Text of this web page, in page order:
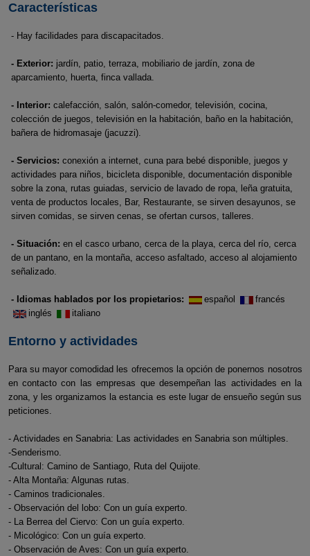
Características
- Hay facilidades para discapacitados.
- Exterior: jardín, patio, terraza, mobiliario de jardín, zona de
aparcamiento, huerta, finca vallada.
- Interior: calefacción, salón, salón-comedor, televisión, cocina,
colección de juegos, televisión en la habitación, baño en la habitación,
bañera de hidromasaje (jacuzzi).
- Servicios: conexión a internet, cuna para bebé disponible, juegos y
actividades para niños, bicicleta disponible, documentación disponible
sobre la zona, rutas guiadas, servicio de lavado de ropa, leña gratuita,
venta de productos locales, Bar, Restaurante, se sirven desayunos, se
sirven comidas, se sirven cenas, se ofertan cursos, talleres.
- Situación: en el casco urbano, cerca de la playa, cerca del río, cerca
de un pantano, en la montaña, acceso asfaltado, acceso al alojamiento
señalizado.
- Idiomas hablados por los propietarios: español
francés
inglés
italiano
Entorno y actividades
Para su mayor comodidad les ofrecemos la opción de ponernos nosotros
en contacto con las empresas que desempeñan las actividades en la
zona, y les organizamos la estancia es este lugar de ensueño según sus
peticiones.
- Actividades en Sanabria: Las actividades en Sanabria son múltiples.
-Senderismo.
-Cultural: Camino de Santiago, Ruta del Quijote.
- Alta Montaña: Algunas rutas.
- Caminos tradicionales.
- Observación del lobo: Con un guía experto.
- La Berrea del Ciervo: Con un guía experto.
- Micológico: Con un guía experto.
- Observación de Aves: Con un guía experto.